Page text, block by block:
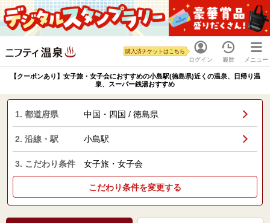
ログイン
購入済チケットはこちら
履歴 メニュー
【クーポンあり】女子旅・女子会におすすめの小島駅(徳島県)近くの温泉、日帰り温
泉、スーパー銭湯おすすめ
1. 都道府県 中国・四国 / 徳島県
2. 沿線・駅 小島駅
3. こだわり条件 女子旅・女子会
こだわり条件を変更する